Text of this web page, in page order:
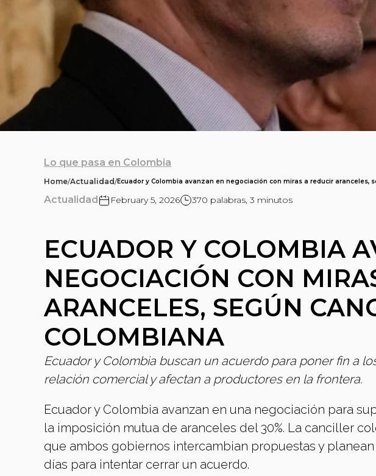
Lo que pasa en Colombia
Home/Actualidad/Ecuador y Colombia avanzan en negociación con miras a reducir aranceles,
Actualidad February 5, 2026 370 palabras, 3 minutos
ECUADOR Y COLOMBIA
NEGOCIACIÓN CON
ARANCELES, SEGÚN
COLOMBIANA
Ecuador y Colombia buscan un acuerdo para poner fin a
relación comercial y afectan a productores en la frontera.
Ecuador y Colombia avanzan en una negociación para
la imposición mutua de aranceles del 30%. La canciller
que ambos gobiernos intercambian propuestas y
días para intentar cerrar un acuerdo.